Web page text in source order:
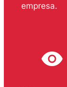
empresa.